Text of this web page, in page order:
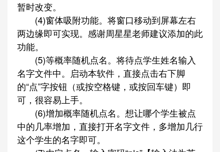
暂时改变。
(4)窗体吸附功能。将窗口移动到屏幕左右
两边缘即可实现。感谢周星星老师建议添加的此
功能。
(5)等概率随机点名。将待点学生姓名输入
名字文件中。启动本软件，直接点击右下脚
的“点”字按钮（或按空格键，或按回车键）即
可，很容易上手。
(6)增加概率随机点名。想让哪个学生被点
中的几率增加，直接打开名字文件，多增加几行
这个学生的名字即可。